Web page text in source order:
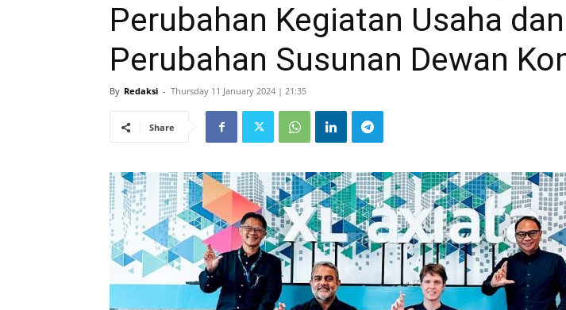
Perubahan Kegiatan Usaha dan
Perubahan Susunan Dewan
By Redaksi - Thursday 11 January 2024 | 21:35
Share